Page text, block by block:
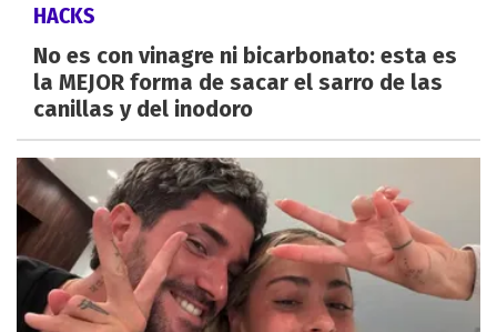
HACKS
No es con vinagre ni bicarbonato: esta es
la MEJOR forma de sacar el sarro de las
canillas y del inodoro